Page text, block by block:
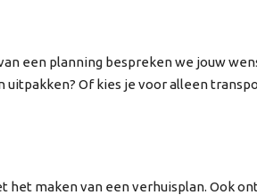
een planning bespreken we jouw
Of kies je voor alleen
het maken van een verhuisplan. Ook